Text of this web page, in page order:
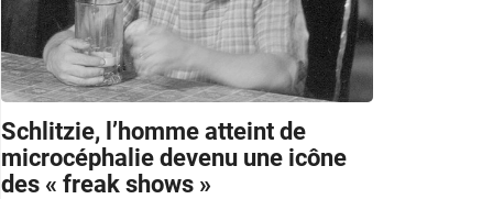
Schlitzie, l’homme atteint de
microcéphalie devenu une icône
des « freak shows »